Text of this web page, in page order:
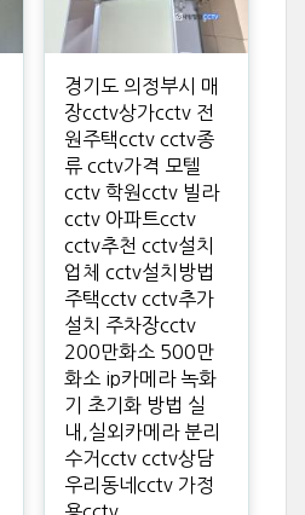
경기도 의정부시 매
장cctv상가cctv 전
원주택cctv cctv종
류 cctv가격 모텔
cctv 학원cctv 빌라
cctv 아파트cctv
cctv추천 cctv설치
업체 cctv설치방법
주택cctv cctv추가
설치 주차장cctv
200만화소 500만
화소 ip카메라 녹화
기 초기화 방법 실
내,실외카메라 분리
수거cctv cctv상담
우리동네cctv 가정